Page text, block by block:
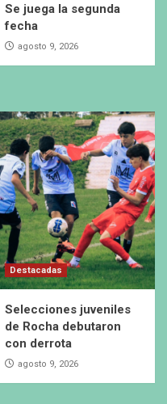
Se juega la segunda
fecha
agosto 9, 2026
Destacadas
Selecciones juveniles
de Rocha debutaron
con derrota
agosto 9, 2026